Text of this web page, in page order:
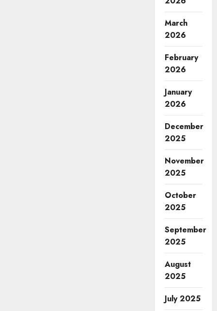
March
2026
February
2026
January
2026
December
2025
November
2025
October
2025
September
2025
August
2025
July 2025